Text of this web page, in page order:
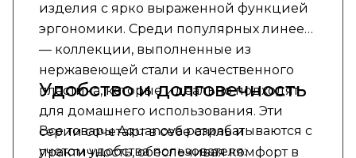
изделия с ярко выраженной функцией
эргономики. Среди популярных линеек
— коллекции, выполненные из
нержавеющей стали и качественного
пластика, которые идеально подходят
для домашнего использования. Эти
серии сочетают в себе стиль и
практичность, обеспечивая комфорт в
Удобство и долговечность
Все товары Aquanova разрабатываются с
учетом удобства пользователя: